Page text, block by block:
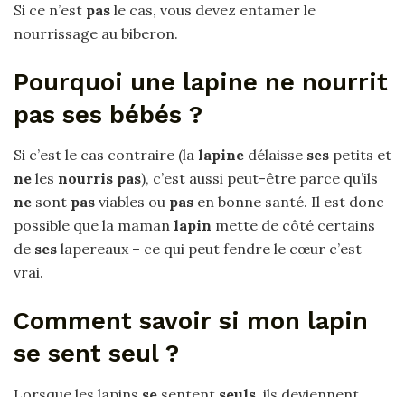
Si ce n’est pas le cas, vous devez entamer le
nourrissage au biberon.
Pourquoi une lapine ne nourrit
pas ses bébés ?
Si c’est le cas contraire (la lapine délaisse ses petits et
ne les nourris pas), c’est aussi peut-être parce qu’ils
ne sont pas viables ou pas en bonne santé. Il est donc
possible que la maman lapin mette de côté certains
de ses lapereaux – ce qui peut fendre le cœur c’est
vrai.
Comment savoir si mon lapin
se sent seul ?